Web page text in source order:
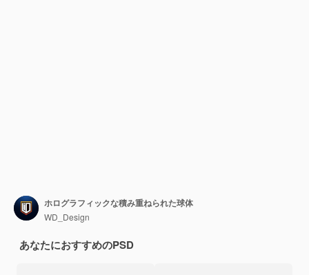
ホログラフィックな積み重ねられた球体
WD_Design
あなたにおすすめのPSD